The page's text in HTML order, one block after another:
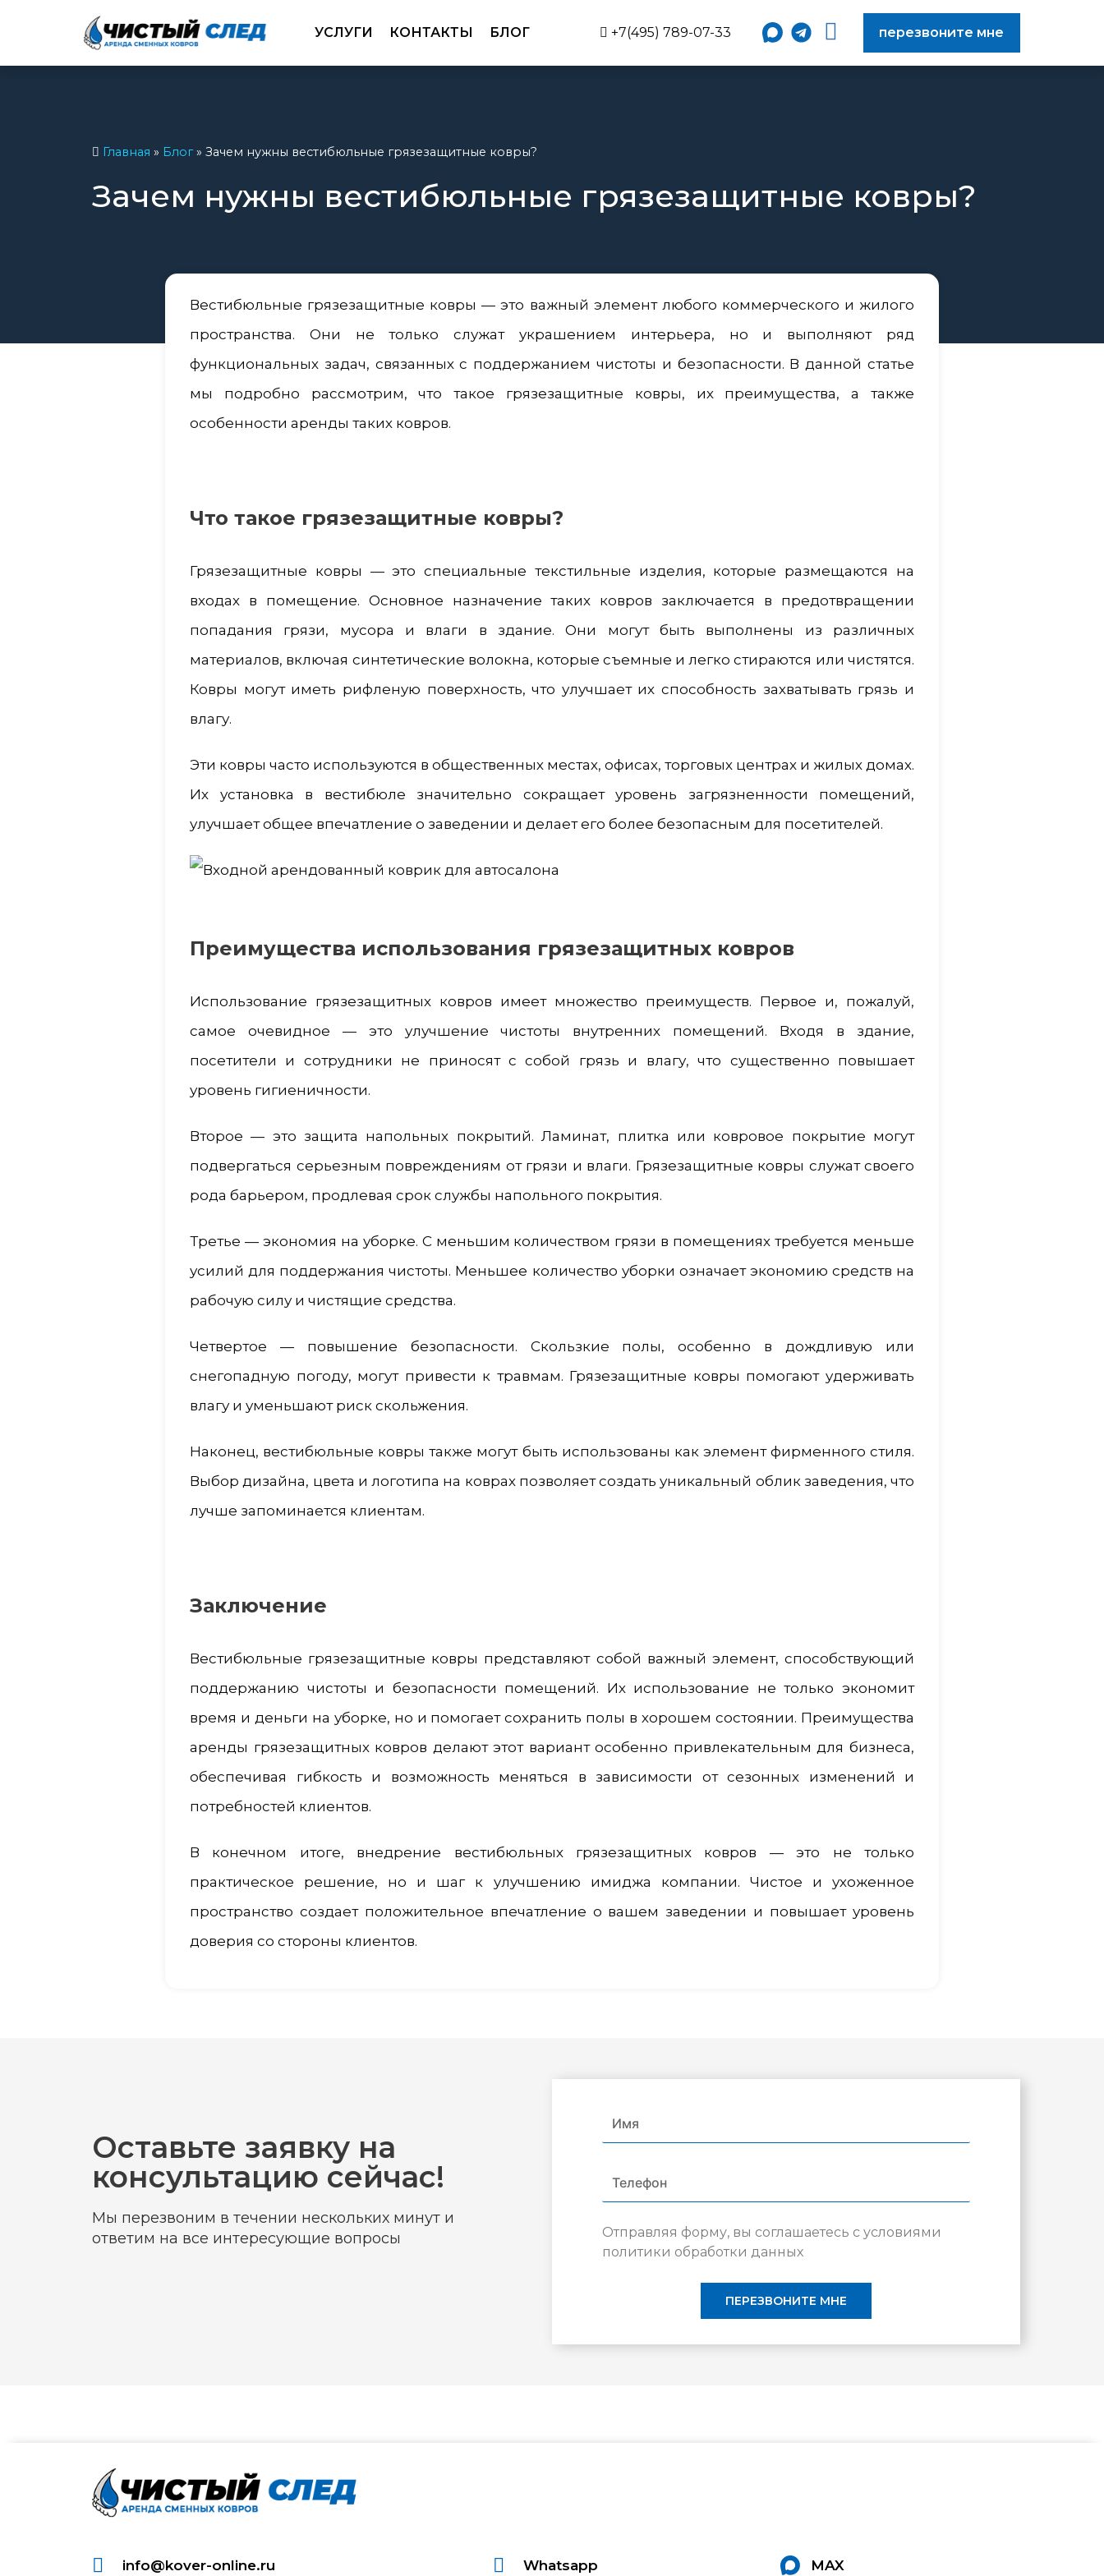
УСЛУГИ КОНТАКТЫ БЛОГ +7(495) 789-07-33 перезвоните мне
Главная » Блог» Зачем нужны вестибюльные грязезащитные ковры?
Зачем нужны вестибюльные грязезащитные ковры?
Вестибюльные грязезащитные ковры — это важный элемент любого коммерческого и жилого
пространства. Они не только служат украшением интерьера, но и выполняют ряд
функциональных задач, связанных с поддержанием чистоты и безопасности. В данной статье
мы подробно рассмотрим, что такое грязезащитные ковры, их преимущества, а также
особенности аренды таких ковров.
Что такое грязезащитные ковры?
Грязезащитные ковры — это специальные текстильные изделия, которые размещаются на
входах в помещение. Основное назначение таких ковров заключается в предотвращении
попадания грязи, мусора и влаги в здание. Они могут быть выполнены из различных
материалов, включая синтетические волокна, которые съемные и легко стираются или чистятся.
Ковры могут иметь рифленую поверхность, что улучшает их способность захватывать грязь и
влагу.
Эти ковры часто используются в общественных местах, офисах, торговых центрах и жилых домах.
Их установка в вестибюле значительно сокращает уровень загрязненности помещений,
улучшает общее впечатление о заведении и делает его более безопасным для посетителей.
Преимущества использования грязезащитных ковров
Использование грязезащитных ковров имеет множество преимуществ. Первое и, пожалуй,
самое очевидное — это улучшение чистоты внутренних помещений. Входя в здание,
посетители и сотрудники не приносят с собой грязь и влагу, что существенно повышает
уровень гигиеничности.
Второе — это защита напольных покрытий. Ламинат, плитка или ковровое покрытие могут
подвергаться серьезным повреждениям от грязи и влаги. Грязезащитные ковры служат своего
рода барьером, продлевая срок службы напольного покрытия.
Третье — экономия на уборке. С меньшим количеством грязи в помещениях требуется меньше
усилий для поддержания чистоты. Меньшее количество уборки означает экономию средств на
рабочую силу и чистящие средства.
Четвертое — повышение безопасности. Скользкие полы, особенно в дождливую или
снегопадную погоду, могут привести к травмам. Грязезащитные ковры помогают удерживать
влагу и уменьшают риск скольжения.
Наконец, вестибюльные ковры также могут быть использованы как элемент фирменного стиля.
Выбор дизайна, цвета и логотипа на коврах позволяет создать уникальный облик заведения, что
лучше запоминается клиентам.
Заключение
Вестибюльные грязезащитные ковры представляют собой важный элемент, способствующий
поддержанию чистоты и безопасности помещений. Их использование не только экономит
время и деньги на уборке, но и помогает сохранить полы в хорошем состоянии. Преимущества
аренды грязезащитных ковров делают этот вариант особенно привлекательным для бизнеса,
обеспечивая гибкость и возможность меняться в зависимости от сезонных изменений и
потребностей клиентов.
В конечном итоге, внедрение вестибюльных грязезащитных ковров — это не только
практическое решение, но и шаг к улучшению имиджа компании. Чистое и ухоженное
пространство создает положительное впечатление о вашем заведении и повышает уровень
доверия со стороны клиентов.
Оставьте заявку на
консультацию сейчас!
Мы перезвоним в течении нескольких минут и
ответим на все интересующие вопросы
Отправляя форму, вы соглашаетесь с условиями
политики обработки данных
ПЕРЕЗВОНИТЕ МНЕ
info@kover-online.ru Whatsapp MAX